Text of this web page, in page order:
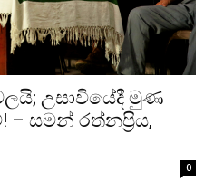
උසාවියේදී මුණ
– සමන් රත්නප්‍රිය,
0